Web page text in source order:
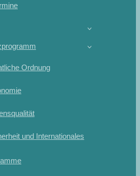
Ordnung
und Internationales